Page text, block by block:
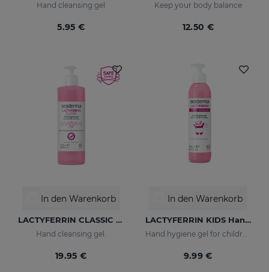
Hand cleansing gel
5.95 €
Keep your body balance
12.50 €
In den Warenkorb
LACTYFERRIN CLASSIC Hand Hygiene Gel 500ml
Hand cleansing gel.
19.95 €
In den Warenkorb
LACTYFERRIN KIDS Hand Cleansing Gel 190ml
9.99 €